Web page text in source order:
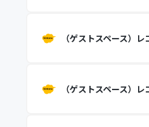
（ゲストスペース）
（ゲストスペース）